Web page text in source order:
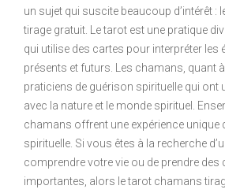
un sujet qui suscite beaucoup d’intérêt :
tirage gratuit. Le tarot est une pratique
qui utilise des cartes pour interpréter les
présents et futurs. Les chamans, quant
praticiens de guérison spirituelle qui ont
avec la nature et le monde spirituel.
chamans offrent une expérience unique
spirituelle. Si vous êtes à la recherche
comprendre votre vie ou de prendre des
importantes, alors le tarot chamans